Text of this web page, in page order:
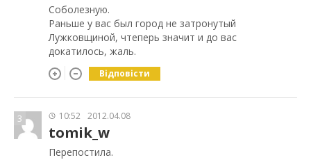
Соболезную.
Раньше у вас был город не затронутый
Лужковщиной, чтеперь значит и до вас
докатилось, жаль.
Відповісти
3 10:52 2012.04.08
tomik_w
Перепостила.